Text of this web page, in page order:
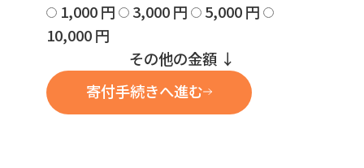
1,000円 3,000円 5,000円
10,000円
その他の金額 ↓
寄付手続きへ進む